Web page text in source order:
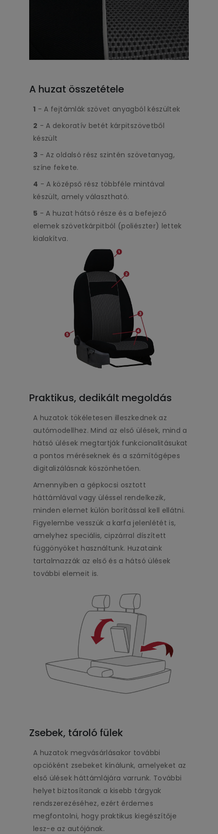
A huzat összetétele
1 - A fejtámlák szövet anyagból készültek
2 - A dekoratív betét kárpitszövetből
készült
3 - Az oldalsó rész szintén szövetanyag,
színe fekete.
4 - A középső rész többféle mintával
készült, amely választható.
5 - A huzat hátsó része és a befejező
elemek szövetkárpitból (poliészter) lettek
kialakítva.
Praktikus, dedikált megoldás
A huzatok tökéletesen illeszkednek az
autómodellhez. Mind az első ülések, mind a
hátsó ülések megtartják funkcionalitásukat
a pontos méréseknek és a számítógépes
digitalizálásnak köszönhetően.
Amennyiben a gépkocsi osztott
háttámlával vagy üléssel rendelkezik,
minden elemet külön borítással kell ellátni.
Figyelembe vesszük a karfa jelenlétét is,
amelyhez speciális, cipzárral díszített
függönyöket használtunk. Huzataink
tartalmazzák az első és a hátsó ülések
további elemeit is.
Zsebek, tároló fülek
A huzatok megvásárlásakor további
opcióként zsebeket kínálunk, amelyeket az
első ülések háttámlájára varrunk. További
helyet biztosítanak a kisebb tárgyak
rendszerezéséhez, ezért érdemes
megfontolni, hogy praktikus kiegészítője
lesz-e az autójának.